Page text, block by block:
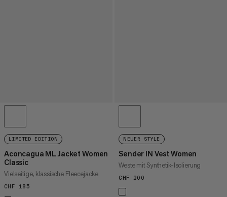
LIMITED EDITION
Aconcagua ML Jacket Women
Classic
Vielseitige, klassische Fleecejacke
CHF 185
NEUER STYLE
Sender IN Vest Women
Weste mit Synthetik-Isolierung
CHF 200